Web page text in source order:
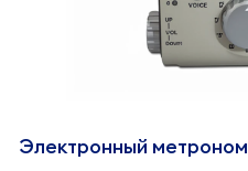
Электронный метроном